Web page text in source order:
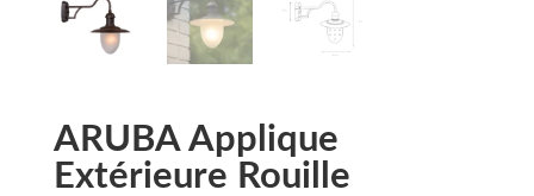
ARUBA Applique
Extérieure Rouille